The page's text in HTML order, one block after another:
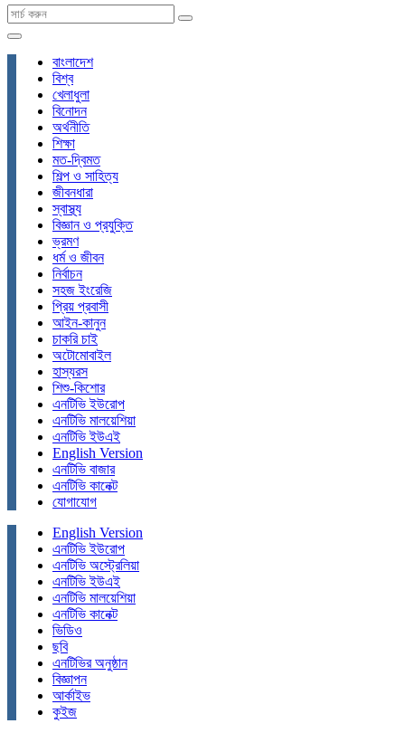
বাংলাদেশ
বিশ্ব
খেলাধুলা
বিনোদন
অর্থনীতি
শিক্ষা
মত-দ্বিমত
শিল্প ও সাহিত্য
জীবনধারা
স্বাস্থ্য
বিজ্ঞান ও প্রযুক্তি
ভ্রমণ
ধর্ম ও জীবন
নির্বাচন
সহজ ইংরেজি
প্রিয় প্রবাসী
আইন-কানুন
চাকরি চাই
অটোমোবাইল
হাস্যরস
শিশু-কিশোর
এনটিভি ইউরোপ
এনটিভি মালয়েশিয়া
এনটিভি ইউএই
English Version
এনটিভি বাজার
এনটিভি কানেক্ট
যোগাযোগ
English Version
এনটিভি ইউরোপ
এনটিভি অস্ট্রেলিয়া
এনটিভি ইউএই
এনটিভি মালয়েশিয়া
এনটিভি কানেক্ট
ভিডিও
ছবি
এনটিভির অনুষ্ঠান
বিজ্ঞাপন
আর্কাইভ
কুইজ